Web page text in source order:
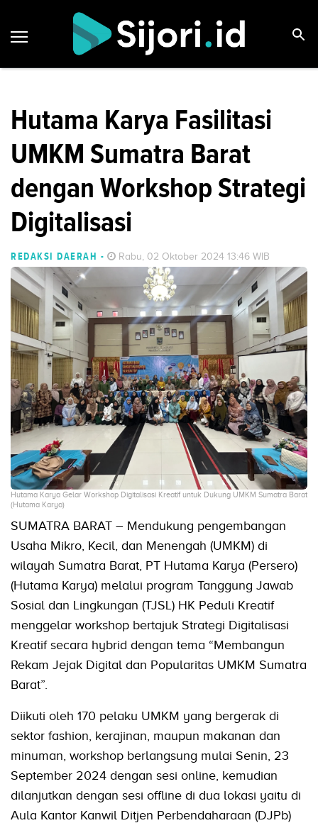
Hutama Karya Fasilitasi
UMKM Sumatra Barat
dengan Workshop Strategi
Digitalisasi
REDAKSI DAERAH - Rabu, 02 Oktober 2024 13:46 WIB
Hutama Karya Gelar Workshop Digitalisasi Kreatif untuk Dukung UMKM Sumatra Barat
(Hutama Karya)
SUMATRA BARAT – Mendukung pengembangan
Usaha Mikro, Kecil, dan Menengah (UMKM) di
wilayah Sumatra Barat, PT Hutama Karya (Persero)
(Hutama Karya) melalui program Tanggung Jawab
Sosial dan Lingkungan (TJSL) HK Peduli Kreatif
menggelar workshop bertajuk Strategi Digitalisasi
Kreatif secara hybrid dengan tema “Membangun
Rekam Jejak Digital dan Popularitas UMKM Sumatra
Barat”.
Diikuti oleh 170 pelaku UMKM yang bergerak di
sektor fashion, kerajinan, maupun makanan dan
minuman, workshop berlangsung mulai Senin, 23
September 2024 dengan sesi online, kemudian
dilanjutkan dengan sesi offline di dua lokasi yaitu di
Aula Kantor Kanwil Ditjen Perbendaharaan (DJPb)